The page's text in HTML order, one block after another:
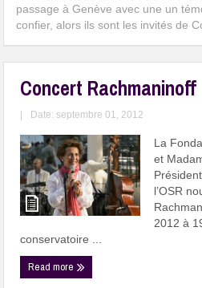
passage à Genève avec une un
confier, alors ils sont les invités de
Concert Rachmaninoff
Date: septembre 01, 2012
La
et
l’OSR
2012 à
conservatoire ...
Read more